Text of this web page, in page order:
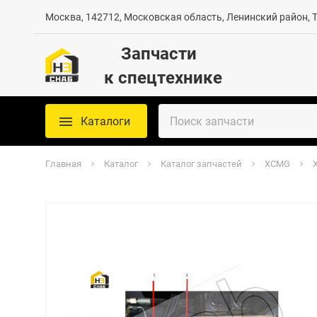
Москва, 142712, Московская область, Ленинский район,
Запчасти
к спецтехнике
Каталоги
Главная Каталог Каталог запчастей XCMG